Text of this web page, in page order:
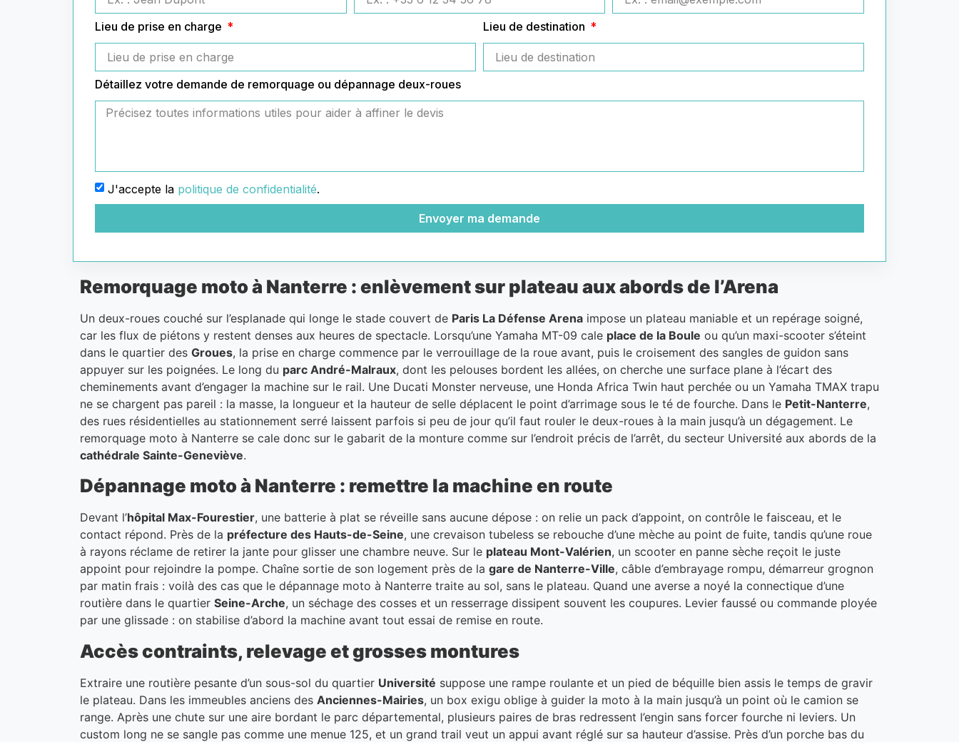
Lieu de prise en charge Lieu de destination
Détaillez votre demande de remorquage ou dépannage deux-roues
J'accepte la politique de confidentialité.
Envoyer ma demande
Remorquage moto à Nanterre : enlèvement sur plateau aux abords de l’Arena
Un deux-roues couché sur l’esplanade qui longe le stade couvert de Paris La Défense Arena impose un plateau maniable et un repérage soigné,
car les flux de piétons y restent denses aux heures de spectacle. Lorsqu’une Yamaha MT-09 cale place de la Boule ou qu’un maxi-scooter s’éteint
dans le quartier des Groues, la prise en charge commence par le verrouillage de la roue avant, puis le croisement des sangles de guidon sans
appuyer sur les poignées. Le long du parc André-Malraux, dont les pelouses bordent les allées, on cherche une surface plane à l’écart des
cheminements avant d’engager la machine sur le rail. Une Ducati Monster nerveuse, une Honda Africa Twin haut perchée ou un Yamaha TMAX trapu
ne se chargent pas pareil : la masse, la longueur et la hauteur de selle déplacent le point d’arrimage sous le té de fourche. Dans le Petit-Nanterre,
des rues résidentielles au stationnement serré laissent parfois si peu de jour qu’il faut rouler le deux-roues à la main jusqu’à un dégagement. Le
remorquage moto à Nanterre se cale donc sur le gabarit de la monture comme sur l’endroit précis de l’arrêt, du secteur Université aux abords de la
cathédrale Sainte-Geneviève.
Dépannage moto à Nanterre : remettre la machine en route
Devant l’hôpital Max-Fourestier, une batterie à plat se réveille sans aucune dépose : on relie un pack d’appoint, on contrôle le faisceau, et le
contact répond. Près de la préfecture des Hauts-de-Seine, une crevaison tubeless se rebouche d’une mèche au point de fuite, tandis qu’une roue
à rayons réclame de retirer la jante pour glisser une chambre neuve. Sur le plateau Mont-Valérien, un scooter en panne sèche reçoit le juste
appoint pour rejoindre la pompe. Chaîne sortie de son logement près de la gare de Nanterre-Ville, câble d’embrayage rompu, démarreur grognon
par matin frais : voilà des cas que le dépannage moto à Nanterre traite au sol, sans le plateau. Quand une averse a noyé la connectique d’une
routière dans le quartier Seine-Arche, un séchage des cosses et un resserrage dissipent souvent les coupures. Levier faussé ou commande ployée
par une glissade : on stabilise d’abord la machine avant tout essai de remise en route.
Accès contraints, relevage et grosses montures
Extraire une routière pesante d’un sous-sol du quartier Université suppose une rampe roulante et un pied de béquille bien assis le temps de gravir
le plateau. Dans les immeubles anciens des Anciennes-Mairies, un box exigu oblige à guider la moto à la main jusqu’à un point où le camion se
range. Après une chute sur une aire bordant le parc départemental, plusieurs paires de bras redressent l’engin sans forcer fourche ni leviers. Un
custom long ne se sangle pas comme une menue 125, et un grand trail veut un appui avant réglé sur sa hauteur d’assise. Près d’un porche bas du